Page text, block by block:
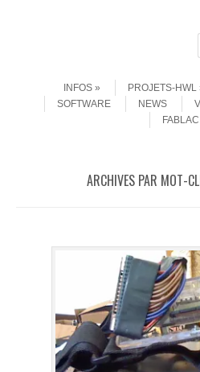
INFOS
PROJETS-HWL
SOFTWARE
NEWS
FABLAC
ARCHIVES PAR MOT-